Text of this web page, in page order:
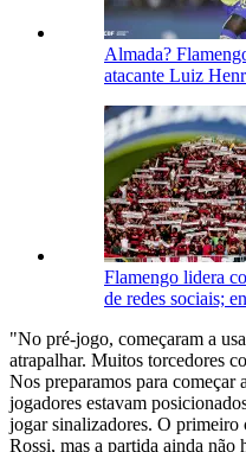
Almada?
atacante Luiz
Flamengo lidera
de redes sociais;
"No pré-jogo, começaram a
atrapalhar. Muitos torcedores
Nos preparamos para começar
jogadores estavam
jogar sinalizadores. O primeiro
Rossi, mas a partida ainda não